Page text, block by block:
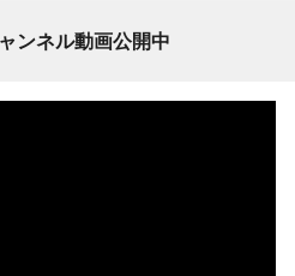
ンネル動画公開中